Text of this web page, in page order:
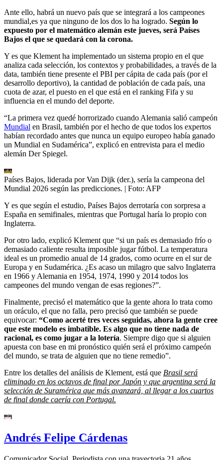
Ante ello, habrá un nuevo país que se integrará a los campeones
mundial,es ya que ninguno de los dos lo ha logrado. Según lo
expuesto por el matemático alemán este jueves, será Países
Bajos el que se quedará con la corona.
Y es que Klement ha implementado un sistema propio en el que
analiza cada selección, los contextos y probabilidades, a través de la
data, también tiene presente el PBI per cápita de cada país (por el
desarrollo deportivo), la cantidad de población de cada país, una
cuota de azar, el puesto en el que está en el ranking Fifa y su
influencia en el mundo del deporte.
“La primera vez quedé horrorizado cuando Alemania salió campeón
Mundial en Brasil, también por el hecho de que todos los expertos
habían recordado antes que nunca un equipo europeo había ganado
un Mundial en Sudamérica”, explicó en entrevista para el medio
alemán Der Spiegel.
Países Bajos, liderada por Van Dijk (der.), sería la campeona del
Mundial 2026 según las predicciones. | Foto: AFP
Y es que según el estudio, Países Bajos derrotaría con sorpresa a
España en semifinales, mientras que Portugal haría lo propio con
Inglaterra.
Por otro lado, explicó Klement que “si un país es demasiado frío o
demasiado caliente resulta imposible jugar fútbol. La temperatura
ideal es un promedio anual de 14 grados, como ocurre en el sur de
Europa y en Sudamérica. ¿Es acaso un milagro que salvo Inglaterra
en 1966 y Alemania en 1954, 1974, 1990 y 2014 todos los
campeones del mundo vengan de esas regiones?”.
Finalmente, precisó el matemático que la gente ahora lo trata como
un oráculo, el que no falla, pero precisó que también se puede
equivocar: “Como acerté tres veces seguidas, ahora la gente cree
que este modelo es imbatible. Es algo que no tiene nada de
racional, es como jugar a la lotería. Siempre digo que si alguien
apuesta con base en mi pronóstico quién será el próximo campeón
del mundo, se trata de alguien que no tiene remedio”.
Entre los detalles del análisis de Klement, está que Brasil será
eliminado en los octavos de final por Japón y que argentina será la
selección de Suramérica que más avanzará, al llegar a los cuartos
de final donde caería con Portugal.
Andrés Felipe Cárdenas